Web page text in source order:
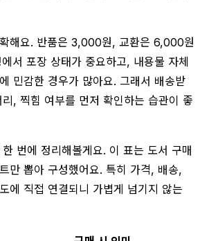
해요. 반품은 3,000원, 교환은 6,000원
서 포장 상태가 중요하고, 내용물 자체
민감한 경우가 많아요. 그래서 배송받
, 찍힘 여부를 먼저 확인하는 습관이 좋
번에 정리해볼게요. 이 표는 도서 구매
만 뽑아 구성했어요. 특히 가격, 배송,
에 직접 연결되니 가볍게 넘기지 않는